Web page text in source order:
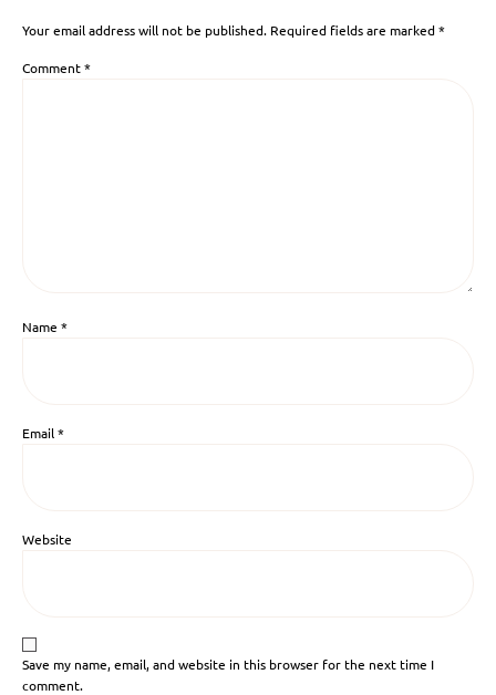
Your email address will not be published. Required fields are marked*
Comment*
Name *
Email*
Website
Save my name, email, and website in this browser for the next time I
comment.